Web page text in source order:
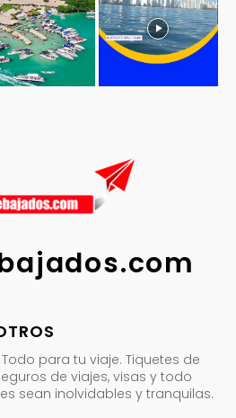
Todo para tu viaje. Tiquetes de
de viajes, visas y todo
sean inolvidables y tranquilas.